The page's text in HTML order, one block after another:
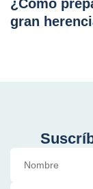
¿Cómo
gran